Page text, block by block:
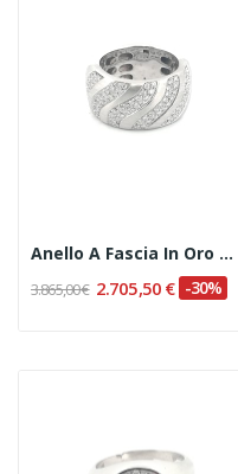
Anello A Fascia In Oro Bianco 18 Kt E Diamanti
3.865,00 € 2.705,50 € -30%